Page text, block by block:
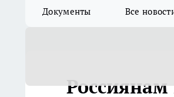
Документы Все